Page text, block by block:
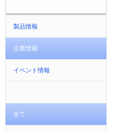
製品情報
企業情報
イベント情報
全て